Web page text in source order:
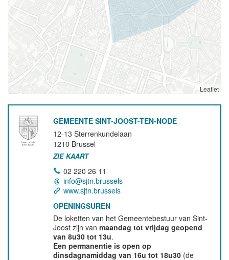
Leaflet
GEMEENTE SINT-JOOST-TEN-NODE
12-13 Sterrenkundelaan
1210 Brussel
ZIE KAART
02 220 26 11
info@sjtn.brussels
www.sjtn.brussels
OPENINGSUREN
De loketten van het Gemeentebestuur van Sint-
Joost zijn vanmaandag tot vrijdag geopend
van 8u30 tot 13u.
Een permanentie is open op
dinsdagnamiddag van 16u tot 18u30 (de